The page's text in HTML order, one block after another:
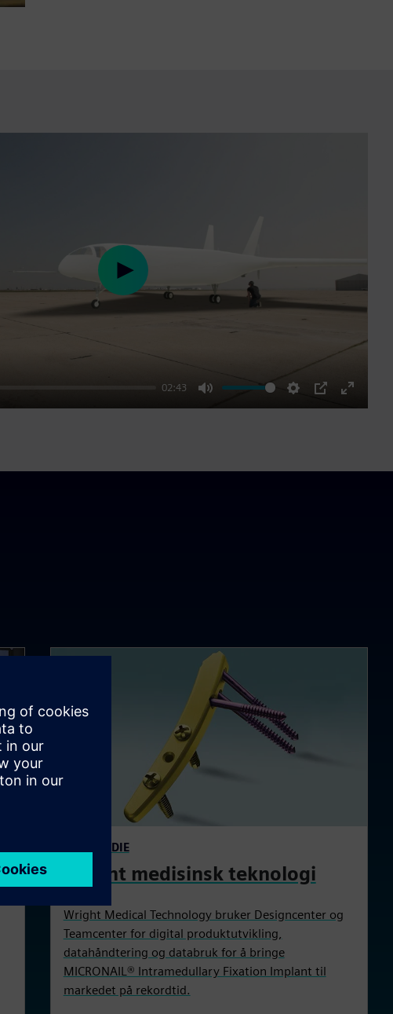
02:43
Mute Settings
PIP
Enter
Play
CASESTUDIE
Wright medisinsk teknologi
Wright Medical Technology bruker Designcenter og
Teamcenter for digital produktutvikling,
datahåndtering og databruk for å bringe
MICRONAIL® Intramedullary Fixation Implant til
markedet på rekordtid.